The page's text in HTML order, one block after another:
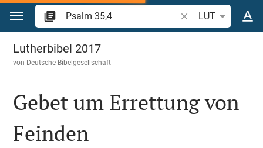
Zum Inhalt springen
Bibelstelle oder
LUT
Psalm 35
Lutherbibel 2017
von Deutsche Bibelgesellschaft
Gebet um Errettung von
Feinden